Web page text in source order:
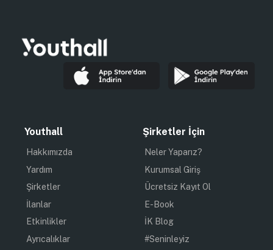
Youthall
Hakkımızda
Yardım
Şirketler
İlanlar
Etkinlikler
Ayrıcalıklar
Şirketler İçin
Neler Yaparız?
Kurumsal Giriş
Ücretsiz Kayıt Ol
E-Book
İK Blog
#Seninleyiz